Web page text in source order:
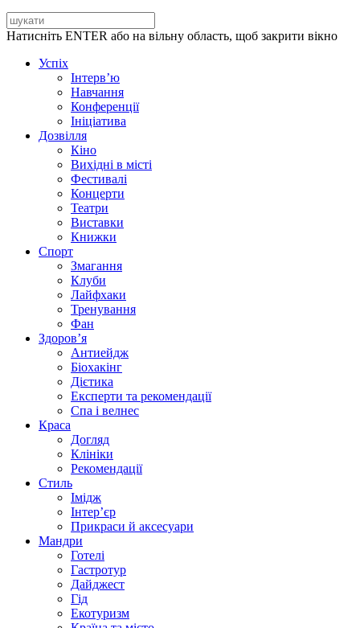
Натисніть ENTER або на вільну область, щоб закрити вікно
Успіх
Інтерв’ю
Навчання
Конференції
Ініціатива
Дозвілля
Кіно
Вихідні в місті
Фестивалі
Концерти
Театри
Виставки
Книжки
Спорт
Змагання
Клуби
Лайфхаки
Тренування
Фан
Здоров’я
Антиейдж
Біохакінг
Дієтика
Експерти та рекомендації
Спа i велнес
Краса
Догляд
Клініки
Рекомендації
Стиль
Імідж
Інтер’єр
Прикраси й аксесуари
Мандри
Готелі
Гастротур
Дайджест
Гід
Екотуризм